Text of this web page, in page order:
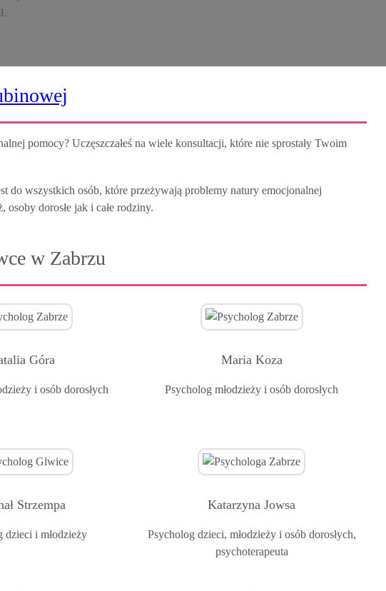
pomocy? Uczęszczałeś na wiele konsultacji, które nie sprostały Twoim
do wszystkich osób, które przeżywają problemy natury emocjonalnej
dorosłe jak i całe rodziny.
w Zabrzu
Góra
i osób dorosłych
Maria Koza
Psycholog młodzieży i osób dorosłych
Strzempa
dzieci i młodzieży
Katarzyna Jowsa
Psychologdzieci, młodzieży i osób dorosłych,
psychoterapeuta